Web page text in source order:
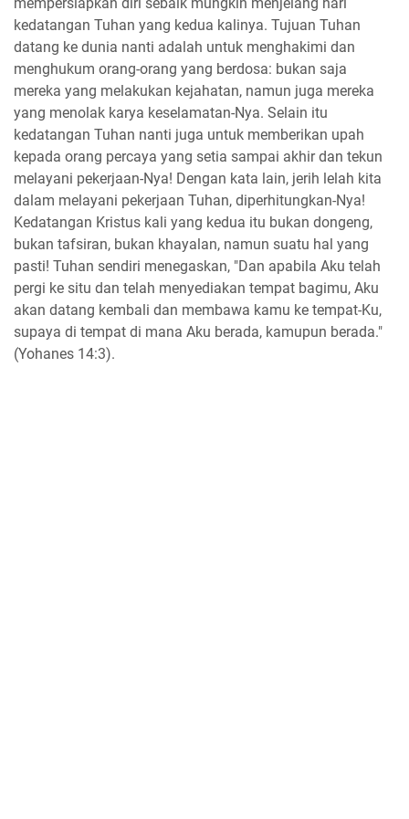
kedatangan Tuhan yang kedua kalinya. Tujuan Tuhan
datang ke dunia nanti adalah untuk menghakimi dan
menghukum orang-orang yang berdosa: bukan saja
mereka yang melakukan kejahatan, namun juga mereka
yang menolak karya keselamatan-Nya. Selain itu
kedatangan Tuhan nanti juga untuk memberikan upah
kepada orang percaya yang setia sampai akhir dan tekun
melayani pekerjaan-Nya! Dengan kata lain, jerih lelah kita
dalam melayani pekerjaan Tuhan, diperhitungkan-Nya!
Kedatangan Kristus kali yang kedua itu bukan dongeng,
bukan tafsiran, bukan khayalan, namun suatu hal yang
pasti! Tuhan sendiri menegaskan, "Dan apabila Aku telah
pergi ke situ dan telah menyediakan tempat bagimu, Aku
akan datang kembali dan membawa kamu ke tempat-Ku,
supaya di tempat di mana Aku berada, kamupun berada."
(Yohanes 14:3).